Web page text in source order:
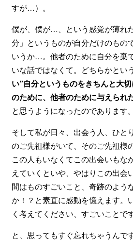
すが…）。
僕が、僕が…、という感覚が薄れ
分」というものが自分だけのもの
いうか…。他者のために自分を棄
いな話ではなくて。どちらかとい
い”自分というものをきちんと大
のために、他者のために与えられ
と思うようになったのであります。
そして私が日々、出会う人、ひと
のご先祖様がいて、そのご先祖様
この人もいなくてこの出会いも
えていくといや、やはりこの出会
間はものすごいこと、奇跡のよう
か！？と素直に感動を憶えます。
く考えてください、すごいことです
と、思ってもすぐ忘れちゃうんで